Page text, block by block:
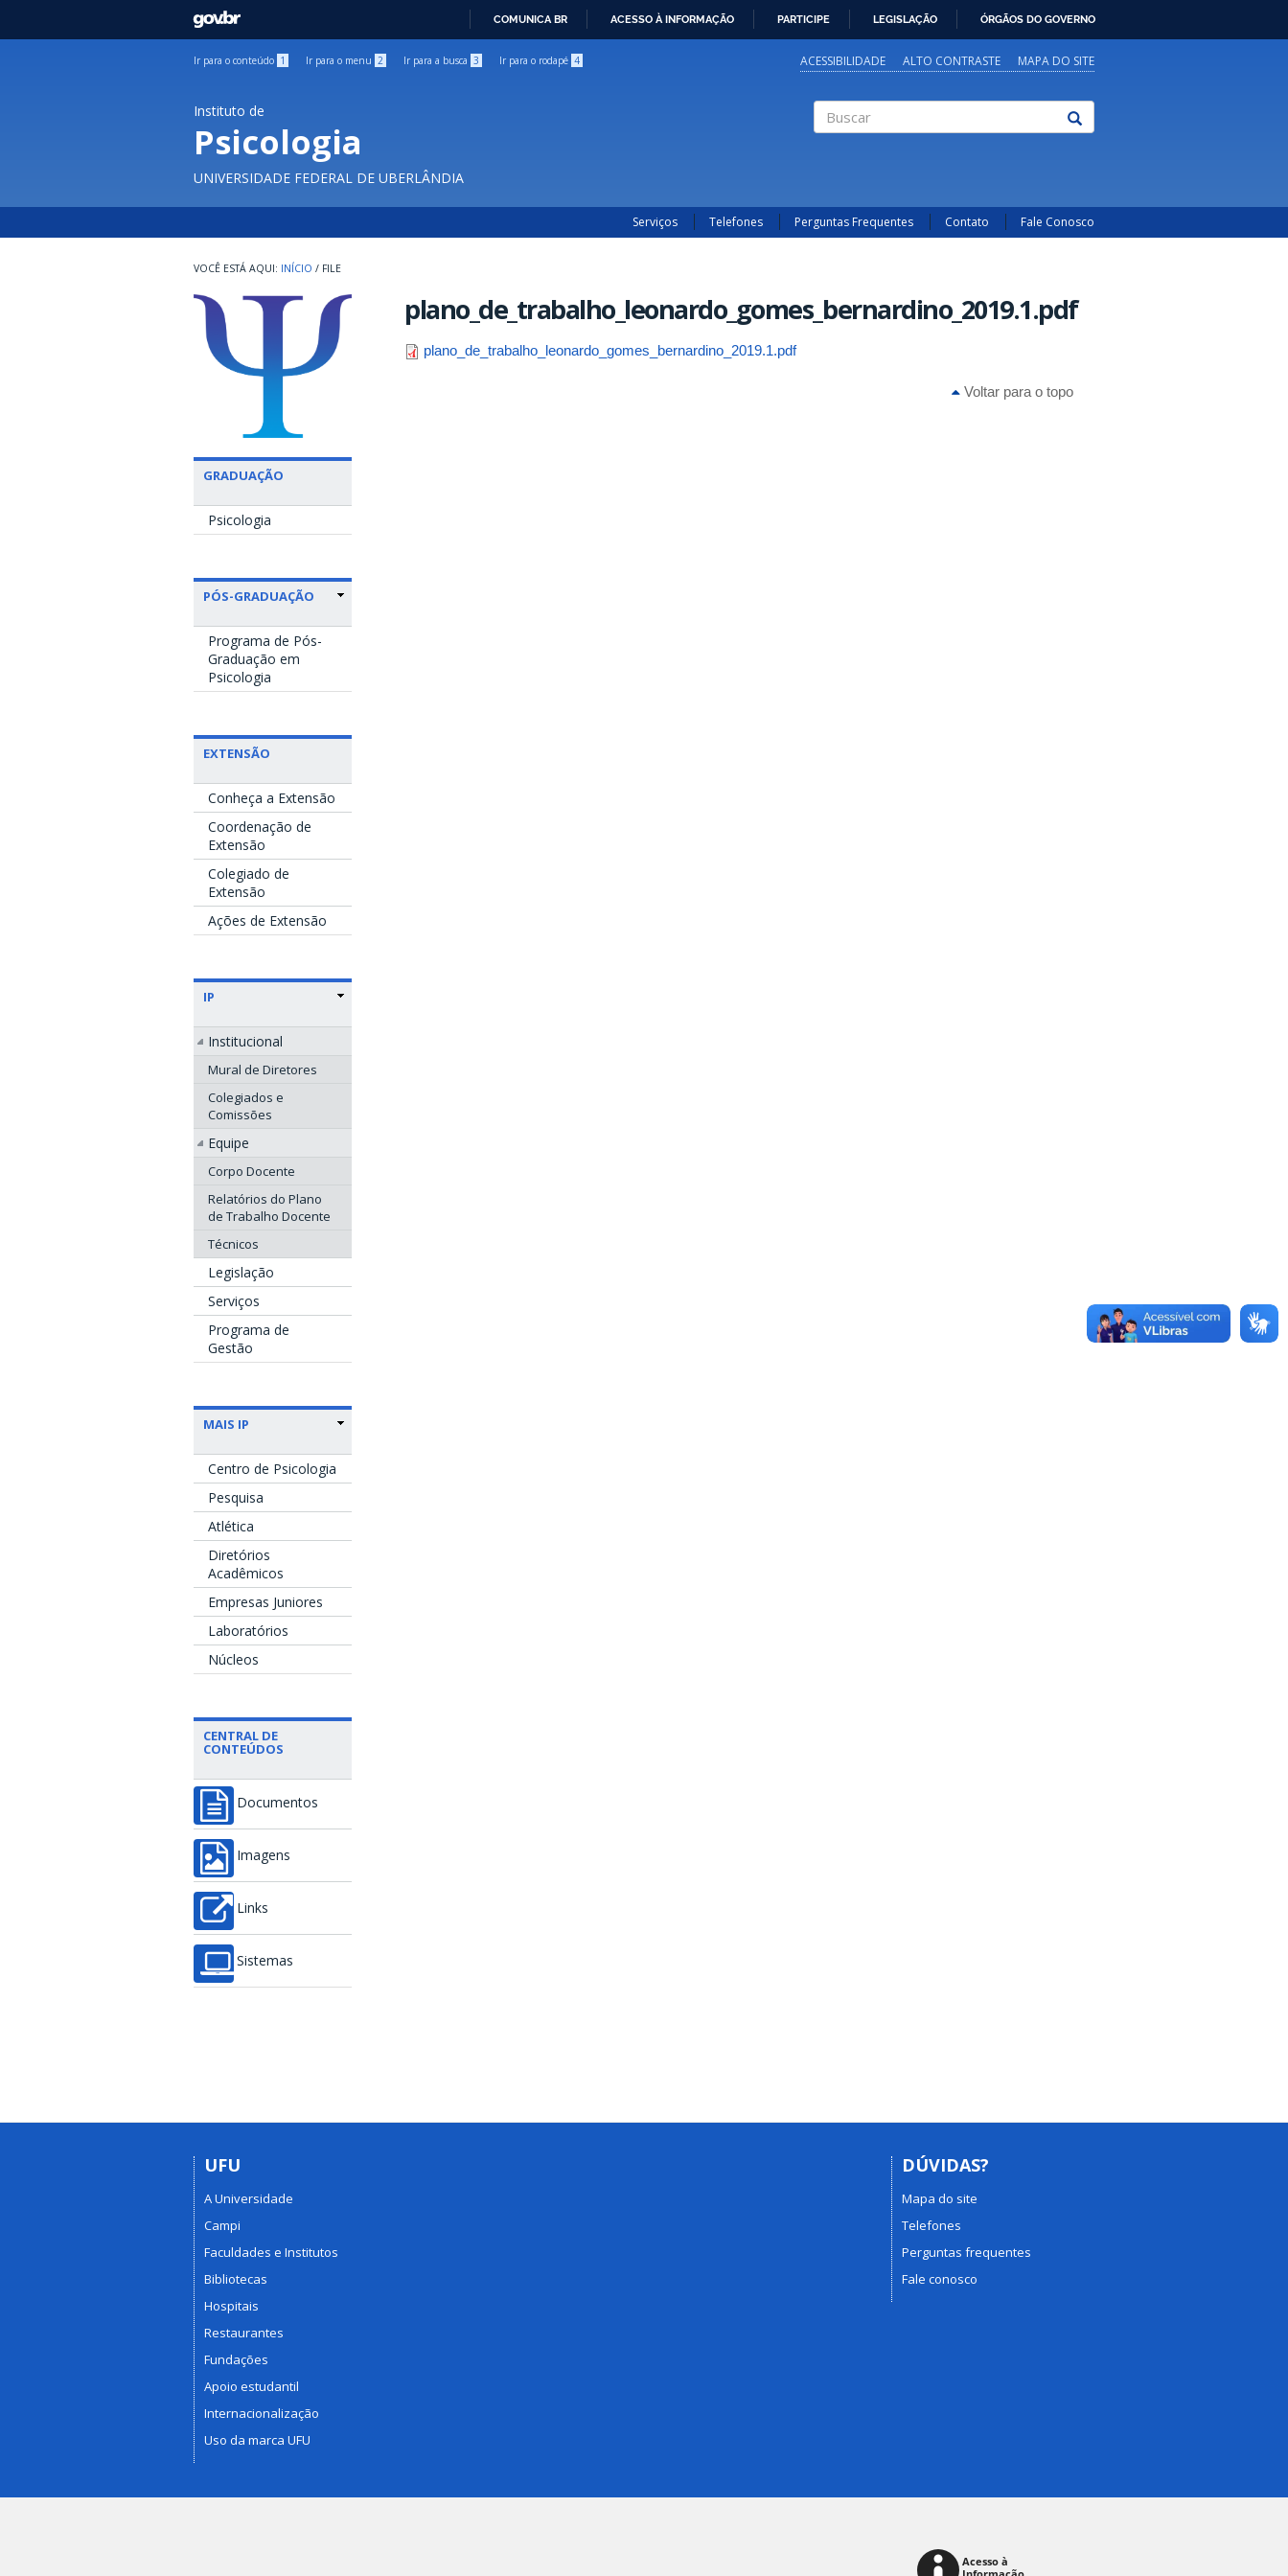
GOVBR
COMUNICA BR ACESSO À INFORMAÇÃO PARTICIPE LEGISLAÇÃO ÓRGÃOS DO GOVERNO
Ir para o conteúdo 1 Ir para o menu 2 Ir para a busca 3 Ir para o rodapé 4 ACESSIBILIDADE ALTO CONTRASTE MAPA DO SITE
Instituto de
Psicologia
UNIVERSIDADE FEDERAL DE UBERLÂNDIA
Serviços Telefones Perguntas Frequentes Contato Fale Conosco
INÍCIO / FILE
GRADUAÇÃO
Psicologia
PÓS-GRADUAÇÃO
Programa de Pós-
Graduação em
Psicologia
EXTENSÃO
Conheça a Extensão
Coordenação de
Extensão
Colegiado de
Extensão
Ações de Extensão
IP
Institucional
Mural de Diretores
Colegiados e
Comissões
Equipe
Corpo Docente
Relatórios do Plano
de Trabalho Docente
Técnicos
Legislação
Serviços
Programa de
Gestão
MAIS IP
Centro de Psicologia
Pesquisa
Atlética
Diretórios
Acadêmicos
Empresas Juniores
Laboratórios
Núcleos
CENTRAL DE
CONTEÚDOS
Documentos
Imagens
Links
Sistemas
plano_de_trabalho_leonardo_gomes_bernardino_2019.1.pdf
plano_de_trabalho_leonardo_gomes_bernardino_2019.1.pdf
Voltar para o topo
UFU
A Universidade
Campi
Faculdades e Institutos
Bibliotecas
Hospitais
Restaurantes
Fundações
Apoio estudantil
Internacionalização
Uso da marca UFU
DÚVIDAS?
Mapa do site
Telefones
Perguntas frequentes
Fale conosco